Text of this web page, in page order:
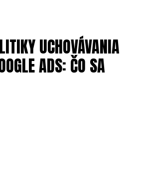
UCHOVÁVANIA
ADS: ČO SA